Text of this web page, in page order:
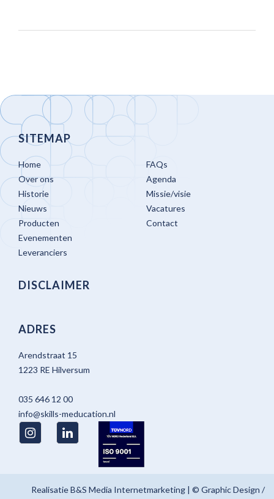
SITEMAP
Home
Over ons
Historie
Nieuws
Producten
Evenementen
Leveranciers
FAQs
Agenda
Missie/visie
Vacatures
Contact
DISCLAIMER
ADRES
Arendstraat 15
1223 RE Hilversum
035 646 12 00
info@skills-meducation.nl
RealisatieB&S Media Internetmarketing | © Graphic Design /